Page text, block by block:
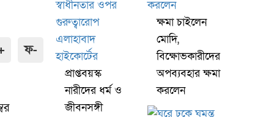
ফ-
প্রাপ্তবয়স্ক
নারীদের ধর্ম ও
জীবনসঙ্গী
ক্ষমা চাইলেন
মোদি,
বিক্ষোভকারীদের
অপব্যবহার ক্ষমা
করলেন